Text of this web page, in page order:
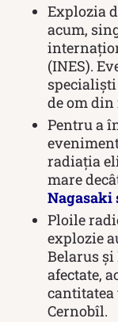
Explozia
acum,
(INES).
de om din
Pentru a
radiația
mare
Nagasaki
Ploile
explozie
Belarus și
afectate,
Cernobîl.